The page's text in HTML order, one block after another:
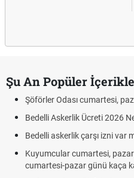
Şu An Popüler
Şöförler Odası cumartesi,
Bedelli Askerlik Ücreti 2026
Bedelli askerlik çarşı izni var
Kuyumcular cumartesi,
cumartesi-pazar günü kaça